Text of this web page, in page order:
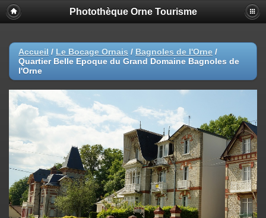
Photothèque Orne Tourisme
Accueil / Le Bocage Ornais / Bagnoles de l'Orne /
Quartier Belle Epoque du Grand Domaine Bagnoles de
l'Orne